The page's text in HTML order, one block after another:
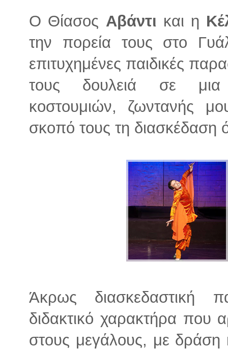
Ο Θίασος Αβάντι και η
την πορεία τους στο
επιτυχημένες παιδικές
τους δουλειά σε μια
κοστουμιών, ζωντανής
σκοπό τους τη διασκέδαση
Άκρως διασκεδαστική
διδακτικό χαρακτήρα που
στους μεγάλους, με δράση